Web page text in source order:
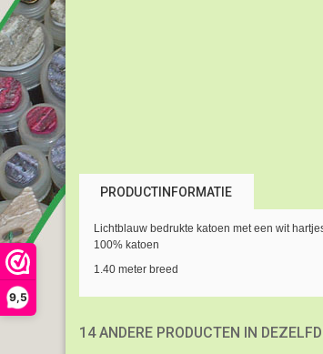
9,5
PRODUCTINFORMATIE
Lichtblauw bedrukte katoen met een wit
100% katoen
1.40 meter breed
14 ANDERE PRODUCTEN IN